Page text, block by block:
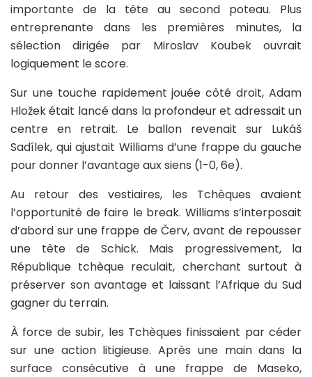
importante de la tête au second poteau. Plus
entreprenante dans les premières minutes, la
sélection dirigée par Miroslav Koubek ouvrait
logiquement le score.
Sur une touche rapidement jouée côté droit, Adam
Hložek était lancé dans la profondeur et adressait un
centre en retrait. Le ballon revenait sur Lukáš
Sadílek, qui ajustait Williams d’une frappe du gauche
pour donner l’avantage aux siens (1-0, 6e).
Au retour des vestiaires, les Tchèques avaient
l’opportunité de faire le break. Williams s’interposait
d’abord sur une frappe de Červ, avant de repousser
une tête de Schick. Mais progressivement, la
République tchèque reculait, cherchant surtout à
préserver son avantage et laissant l’Afrique du Sud
gagner du terrain.
À force de subir, les Tchèques finissaient par céder
sur une action litigieuse. Après une main dans la
surface consécutive à une frappe de Maseko,